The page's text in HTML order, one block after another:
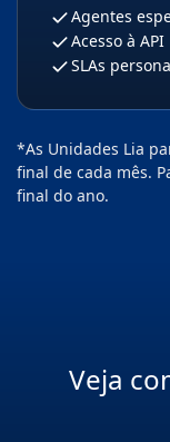
Agentes
Acesso à API
SLAs
*As Unidades Lia
final de cada mês.
final do ano.
Veja